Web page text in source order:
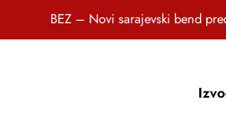
BEZ – Novi sarajevski bend
DJEČIJI HOR SUNCOKRETI KROZ